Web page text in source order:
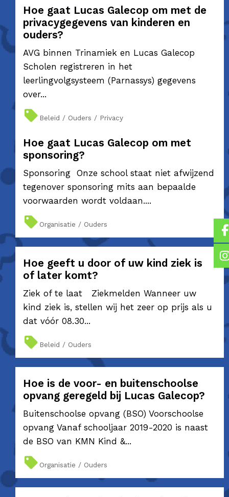
Hoe gaat Lucas Galecop om met de
privacygegevens van kinderen en
ouders?
AVG binnen Trinamiek en Lucas Galecop
Scholen registreren in het
leerlingvolgsysteem (Parnassys) gegevens
over...
Beleid / Ouders / Privacy
Hoe gaat Lucas Galecop om met
sponsoring?
Sponsoring Onze school staat niet afwijzend
tegenover sponsoring mits aan bepaalde
voorwaarden wordt voldaan....
Organisatie / Ouders
Hoe geeft u door of uw kind ziek is
of later komt?
Ziek of te laat Ziekmelden Wanneer uw
kind ziek is, stellen wij het zeer op prijs als u
dat vóór 08.30...
Beleid / Ouders
Hoe is de voor- en buitenschoolse
opvang geregeld bij Lucas Galecop?
Buitenschoolse opvang (BSO) Voorschoolse
opvang Vanaf schooljaar 2019-2020 is naast
de BSO van KMN Kind &...
Organisatie / Ouders